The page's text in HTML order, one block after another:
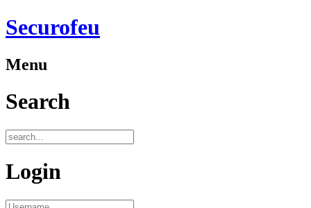
Securofeu
Menu
Search
Login